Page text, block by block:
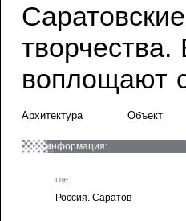
воплощают
Архитектура Объект
информация:
где:
Россия. Саратов